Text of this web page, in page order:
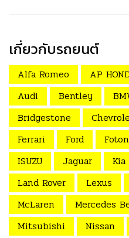
เกี่ยวกับรถยนต์
Alfa Romeo AP
Audi
Bentley
Bridgestone
Ferrari
Ford Foton
ISUZU
Jaguar Kia
Land Rover
Lexus
McLaren
Mercedes
Mitsubishi
Nissan